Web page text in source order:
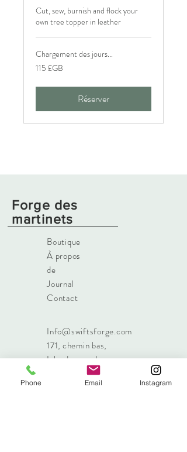
Cut, sew, burnish and flock your
own tree topper in leather
Chargement des jours...
115
livres
115 £GB
Réserver
Forge des
martinets
Boutique
À propos
de
Journal
Contact
Info@swiftsforge.com
171, chemin bas,
Islandmagee,Larne
Irlande du Nord, BT40 3RF
+44 7485 605612
Phone Email Instagram